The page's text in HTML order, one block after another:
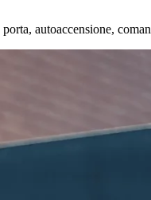
autoaccensione,